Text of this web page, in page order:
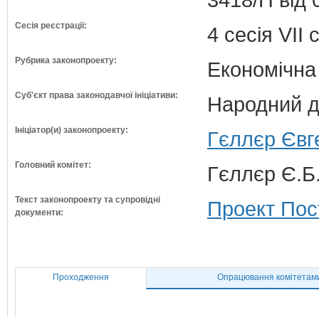
Сесія реєстрації: 4 сесія VII
Рубрика законопроекту:
Суб'єкт права законодавчої ініціативи: Народний
Ініціатор(и) законопроекту: Гєллєр
Головний комітет: Гєллєр
Текст законопроекту та супровідні
документи:
Проект
Проходження Опрацювання